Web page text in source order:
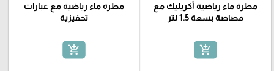
مطرة ماء رياضية أكريليك مع
مصاصة بسعة 1.5 لتر
add_shopping_cart
مطرة ماء رياضية مع عبارات
تحفيزية
add_shopping_cart